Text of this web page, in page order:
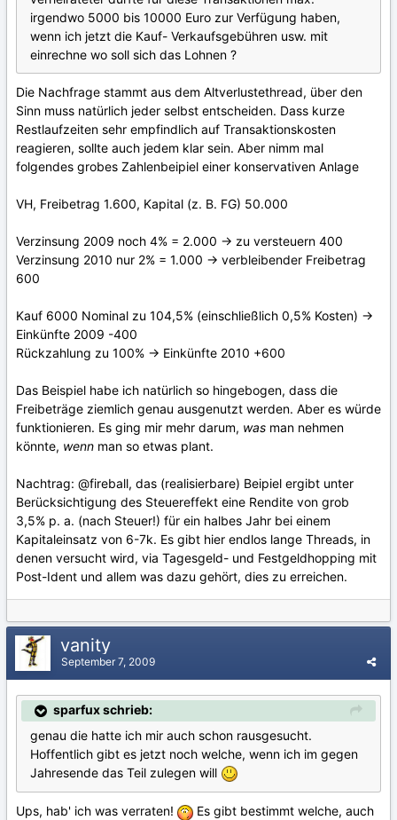
irgendwo 5000 bis 10000 Euro zur Verfügung haben,
wenn ich jetzt die Kauf- Verkaufsgebühren usw. mit
einrechne wo soll sich das Lohnen ?
Die Nachfrage stammt aus dem Altverlustethread, über den
Sinn muss natürlich jeder selbst entscheiden. Dass kurze
Restlaufzeiten sehr empfindlich auf Transaktionskosten
reagieren, sollte auch jedem klar sein. Aber nimm mal
folgendes grobes Zahlenbeipiel einer konservativen Anlage
VH, Freibetrag 1.600, Kapital (z. B. FG) 50.000
Verzinsung 2009 noch 4% = 2.000 -> zu versteuern 400
Verzinsung 2010 nur 2% = 1.000 -> verbleibender Freibetrag
600
Kauf 6000 Nominal zu 104,5% (einschließlich 0,5% Kosten) ->
Einkünfte 2009 -400
Rückzahlung zu 100% -> Einkünfte 2010 +600
Das Beispiel habe ich natürlich so hingebogen, dass die
Freibeträge ziemlich genau ausgenutzt werden. Aber es würde
funktionieren. Es ging mir mehr darum, was man nehmen
könnte, wenn man so etwas plant.
Nachtrag: @fireball, das (realisierbare) Beipiel ergibt unter
Berücksichtigung des Steuereffekt eine Rendite von grob
3,5% p. a. (nach Steuer!) für ein halbes Jahr bei einem
Kapitaleinsatz von 6-7k. Es gibt hier endlos lange Threads, in
denen versucht wird, via Tagesgeld- und Festgeldhopping mit
Post-Ident und allem was dazu gehört, dies zu erreichen.
vanity
September 7, 2009
sparfux schrieb:
genau die hatte ich mir auch schon rausgesucht.
Hoffentlich gibt es jetzt noch welche, wenn ich im gegen
Jahresende das Teil zulegen will
Ups, hab' ich was verraten!
Es gibt bestimmt welche, auch